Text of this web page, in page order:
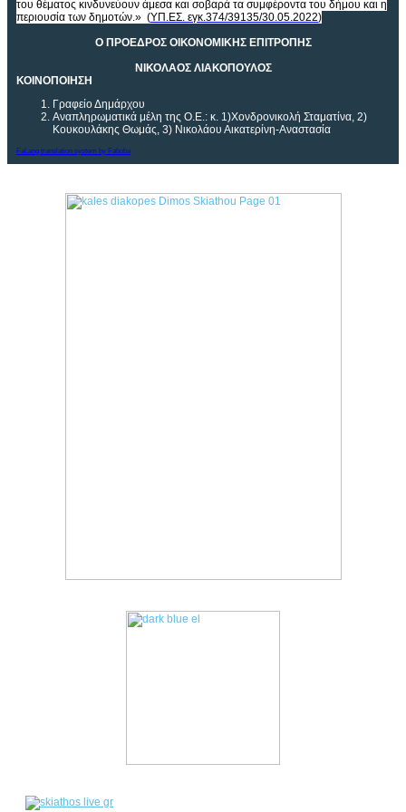
του θέματος κινδυνεύουν άμεσα και σοβαρά τα συμφέροντα του δήμου και η
περιουσία των δημοτών.» (ΥΠ.ΕΣ. εγκ.374/39135/30.05.2022)
Ο ΠΡΟΕΔΡΟΣ ΟΙΚΟΝΟΜΙΚΗΣ ΕΠΙΤΡΟΠΗΣ
ΝΙΚΟΛΑΟΣ ΛΙΑΚΟΠΟΥΛΟΣ
ΚΟΙΝΟΠΟΙΗΣΗ
Γραφείο Δημάρχου
Αναπληρωματικά μέλη της Ο.Ε.: κ. 1)Χονδρονικολή Σταματίνα, 2)
Κουκουλάκης Θωμάς, 3) Νικολάου Αικατερίνη-Αναστασία
FaLang translation system by Faboba